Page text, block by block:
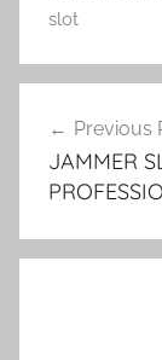
slot
Previous
JAMMER